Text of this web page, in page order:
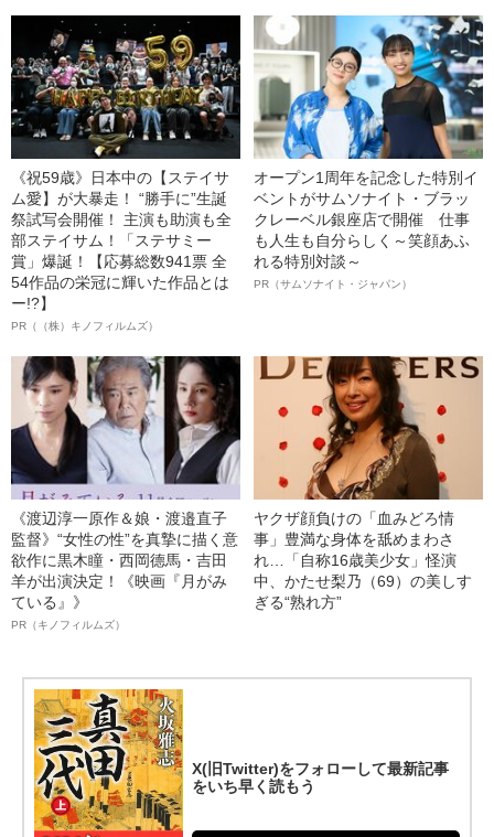
《祝59歳》日本中の【ステイサ
ム愛】が大暴走！ “勝手に”生誕
祭試写会開催！ 主演も助演も全
部ステイサム！「ステサミー
賞」爆誕！【応募総数941票 全
54作品の栄冠に輝いた作品とは
ー!?】
PR（（株）キノフィルムズ）
オープン1周年を記念した特別イ
ベントがサムソナイト・ブラッ
クレーベル銀座店で開催 仕事
も人生も自分らしく～笑顔あふ
れる特別対談～
PR（サムソナイト・ジャパン）
《渡辺淳一原作＆娘・渡邉直子
監督》“女性の性”を真摯に描く意
欲作に黒木瞳・西岡德馬・吉田
羊が出演決定！《映画『月がみ
ている』》
PR（キノフィルムズ）
ヤクザ顔負けの「血みどろ情
事」豊満な身体を舐めまわさ
れ…「自称16歳美少女」怪演
中、かたせ梨乃（69）の美しす
ぎる“熟れ方”
X(旧Twitter)をフォローして最新記事
をいち早く読もう